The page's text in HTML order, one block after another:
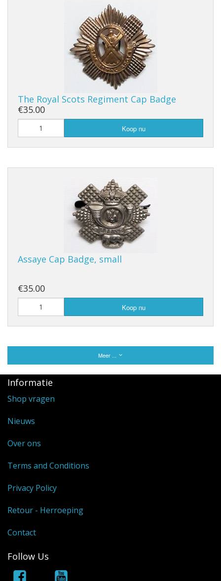
The Royal Scots Regiment Cap Badge
€35.00
Koop nu
Assaye Cap Badge, small
€35.00
Koop nu
Meer ...
Informatie
Shop vragen
Nieuws
Over ons
Terms and Conditions
Privacy Policy
Retour - Herroeping
Contact
Follow Us